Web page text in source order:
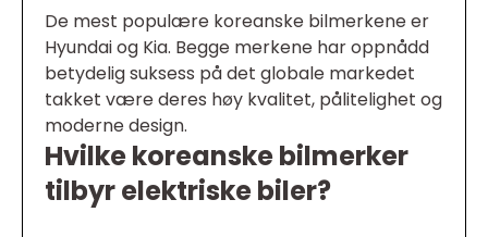
De mest populære koreanske bilmerkene er
Hyundai og Kia. Begge merkene har oppnådd
betydelig suksess på det globale markedet
takket være deres høy kvalitet, pålitelighet og
moderne design.
Hvilke koreanske bilmerker
tilbyr elektriske biler?